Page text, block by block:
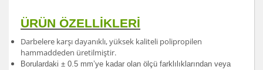
ÜRÜN ÖZELLİKLERİ
Darbelere karşı dayanıklı, yüksek kaliteli polipropilen
hammaddeden üretilmiştir.
Borulardaki ± 0.5 mm’ye kadar olan ölçü farklılıklarından veya